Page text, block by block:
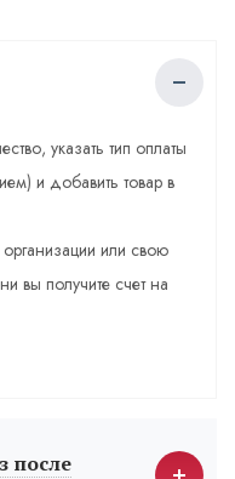
указать тип оплаты
и добавить товар в
организации или свою
вы получите счет на
после